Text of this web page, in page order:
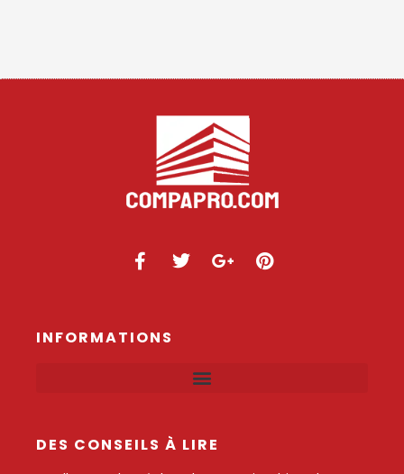
INFORMATIONS
DES CONSEILS À LIRE